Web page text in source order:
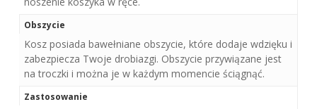
Obszycie
Kosz posiada bawełniane obszycie, które dodaje wdzięku i
zabezpiecza Twoje drobiazgi. Obszycie przywiązane jest
na troczki i można je w każdym momencie ściągnąć.
Zastosowanie